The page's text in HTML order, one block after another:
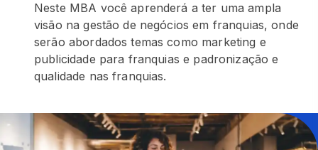
Neste MBA você aprenderá a ter uma ampla
visão na gestão de negócios em franquias, onde
serão abordados temas como marketing e
publicidade para franquias e padronização e
qualidade nas franquias.